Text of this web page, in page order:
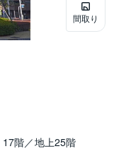
間取り
17階／地上25階